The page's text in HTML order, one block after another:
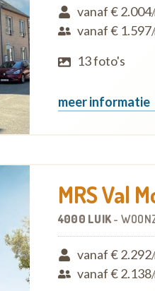
vanaf € 2.004
vanaf € 1.597
13 foto's
meer informatie
MRS Val
4000 LUIK-
vanaf € 2.292
vanaf € 2.138